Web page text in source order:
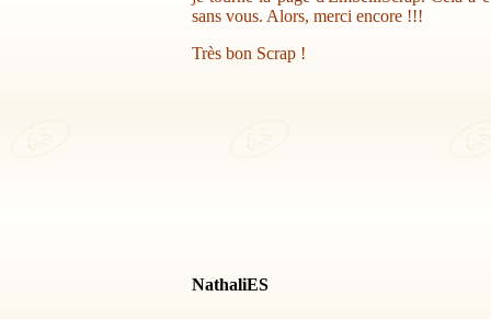
sans vous. Alors, merci encore !!!
Très bon Scrap !
NathaliES